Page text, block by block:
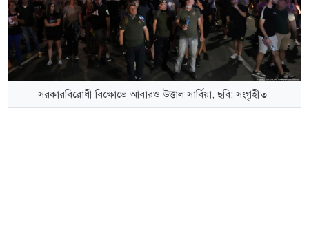
সরকারবিরোধী বিক্ষোভে আবারও উত্তাল সার্বিয়া, ছবি: সংগৃহীত।